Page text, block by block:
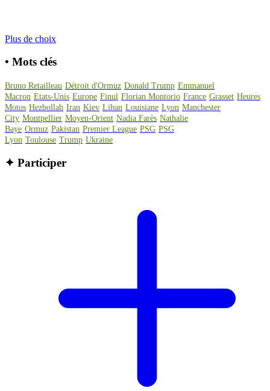
Plus de choix
• Mots clés
Bruno Retailleau Détroit d'Ormuz Donald Trump Emmanuel
Macron Etats-Unis Europe Finul Florian Montorio France Grasset Heures
Motos Hezbollah Iran Kiev Liban Louisiane Lyon Manchester
City Montpellier Moyen-Orient Nadia Farès Nathalie
Baye Ormuz Pakistan Premier League PSG PSG
Lyon Toulouse Trump Ukraine
✦ Participer